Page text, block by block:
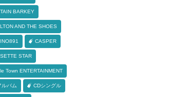
BARKEY
AND THE SHOES
CASPER
STAR
Town ENTERTAINMENT
ルバム CDシングル